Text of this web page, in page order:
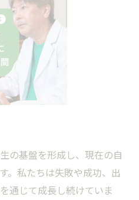
の基盤を形成し、現在の自
。私たちは失敗や成功、出
通じて成長し続けていま